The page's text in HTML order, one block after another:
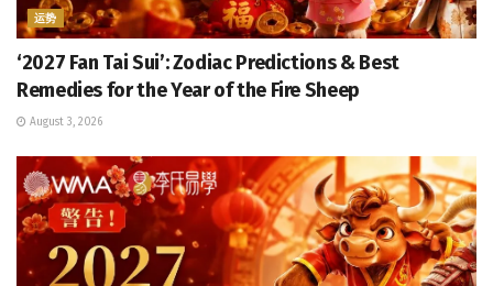
运势
‘2027 Fan Tai Sui’: Zodiac Predictions & Best
Remedies for the Year of the Fire Sheep
August 3, 2026